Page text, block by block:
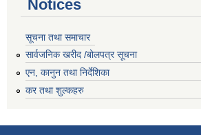
Notices
सूचना तथा समाचार
सार्वजनिक खरीद /बोलपत्र सूचना
एन, कानुन तथा निर्देशिका
कर तथा शुल्कहरु